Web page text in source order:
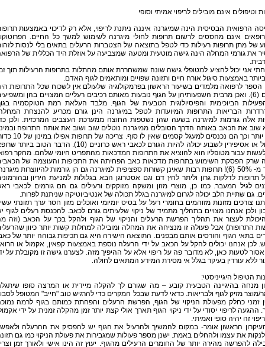
וטיפולים אינם מובילים לריפוי אמיתי וסופי
הרפואית הבסיסית הינה שמיגרנה איננה ניתנת לריפוי, אלא רק לדיכוי באמצעות
רופאים אינם מהססים לרשום תרופות לחולי מיגרנה לשימוש למשך כל החיים.
של מתן תרופות רעילות כדי לטפל בתוצאה של הצטברות הרעלים בתאים בלי לנסות
את גורמי המחלה הינה גישה מוטעית ומטעה שמצביעה על אוזלת היד הכללית של
אני יכול להציע למטופלי גישה שונה שמשחררת אותם מהתלות בתרופות הרעילות תוך
באמצעות סיגול אורח חיים ותזונה שפויים ומותאמים לגוף האדם.
הספר לרפואה מלמדים בשיעור הראשון בפרמקולוגיה שלעולם אין לשכוח שכל התרופות
רעלים (6). ואכן מרבית השפעותיהן על הגוף נובעות מאותם רכיבים רעליים המצויים בהן
הביוכימית והפיסיולוגית הטבעית של הגוף. מלבד העלאת רמת הטוקסמיה
הבריאות התרופות המיועדות לטפל במיגרנה הינן גורם מכריע להנצחת
אלה גורמות למיגרנה בשעה שהן נשטפות החוצה ממערכת העצבים המרכזית. ולכן
שוב את הכאב באותה הדרך הסובלים ממיגרנה נוטלים שוב ושוב את אותה התרופה
גבוה יותר וכך הם נכנסים למעגל קסמים שאין לו סוף. צריכה של
אקמול או אסיפירין לשבוע יכולה להיות הגורם לכאבי ראש כרוניים (10). הדבר הטוב ביותר
לעשות עבור מטופליו הוא להוציא את התרופות המדכאות מהתפריט היומי שלהם. מחקר
שרק הפסקת השימוש בתרופות מדכאות כאב הפחיתה את התכיפות והעוצמה של
ביותר מ- 50% (6)! תרופות רבות שאינן קשורות ספציפית למיגרנה גם הן גורמות להיווצרות
תרופות לדלקות גרון וליתר לחץ דם וגם אסטרוגן הבא בגלולות למניעת היריון
לגיל המעבר. כמו כן, מוצרי מזון ומשקה מזוקקים ורעילים גם הם גורמים לכאבי
גם שתיית חלב יכולה לגרום למיגרנה בגלל תכולה של אנטיביוטיקה שניתנת לפרות.
צורכים מזונות מזוהמים בחומרי רעל על בסיס יומיומי ואוכלים מזון חסר ערך תזונתי
ולכן אנחנו מצויים בתהליך מתמיד של ניקוי שלעיתים גורם לכאב. להכנסת רעלים לגוף
לעצור את תהליך הפרשת הרעלים והניקוי של הגוף ולהקל בכך על הכאב (וזה
התרופות) אבל פעולה זו מנציחה את המחלה ומובילה למחלות קשות יותר כיוון
בתאי הגוף והורסים אותם מבפנים. התוצאה הישירה היא גם תכיפות גבוהה יותר של
לכן אנחנו יכולים להקל על הכאב על ידי הרעלה נוספת באמצעות קפאין, אקמול או
לטעות כאן, לא מדובר פה על ריפוי אלא על ההיפיך מזה. לצערנו גישה זו מקובלת על
ללא עוררין בעיקר בגלל אי מסירת המידע המתאים לחולה.
הטיפול היגייניסטי:
מנחה בהיגיינה הטבעית קובע – מה שגורם לך להקלה מיידית או המרצה סופו
מוצר מזיק לגוף ולבריאות. כדאי לדעת שבכל המקרים כדי להרגיש טוב "חייב" המטופל
זמני כחלק מפעולת הניקוי של הגוף, הפרשת הרעלים והפחתת כמותם בגוף לרמה
ההגעה לריפוי יסודי על ידי ניקוי הגוף תארך אולי קצת יותר זמן מהקלה זמנית על ידי
זה יהיה סופי ואמיתי.
הראשון אומר- במקום להמשיך ולהרעיל את הגוף יש להפסיק את ההרעלה
לנקות את עצמו ולהחלים באמת. ישנן מספר פעולות שמגבירות את פעולת הניקוי כמו גם
להפרשה מהירה יותר של החומרים הרעילים מהגוף. יעוץ זה הינו אישי ולאורך זמן